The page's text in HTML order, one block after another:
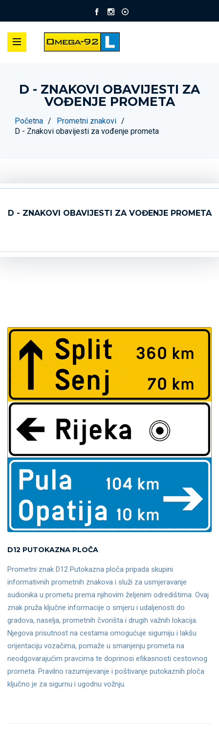
D - ZNAKOVI OBAVIJESTI ZA
VOĐENJE PROMETA
Početna
Prometni znakovi
D - Znakovi obavijesti za vođenje prometa
D - ZNAKOVI OBAVIJESTI ZA VOĐENJE PROMETA
D12 PUTOKAZNA PLOČA
Prometni znak D12 Putokazna ploča pripada skupini
informativnih prometnih znakova i služi za usmjeravanje
sudionika u prometu prema njihovim željenim odredištima. Ovaj
znak pruža ključne informacije o smjeru i udaljenosti do
gradova, naselja, prometnih čvorišta i drugih važnih lokacija.
Njegova prisutnost na cestama omogućuje sigurniju i lakšu
orijentaciju vozačima, pomaže u smanjenju prometa na
neodgovarajućim pravcima te doprinosi efikasnosti cestovnog
prometa. Pravilno razumijevanje i poštivanje putokaznih ploča
ključno je za sigurnu i ugodnu vožnju.